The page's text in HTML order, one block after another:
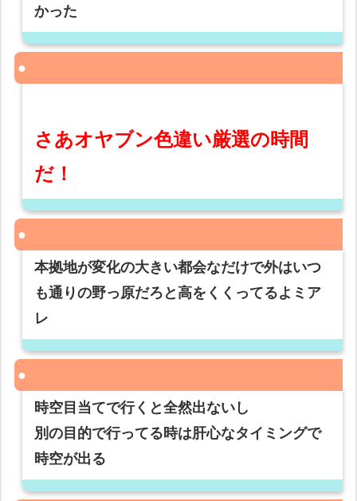
かった
さあオヤブン色違い厳選の時間
だ！
本拠地が変化の大きい都会なだけで外はいつ
も通りの野っ原だろと高をくくってるよミア
レ
時空目当てで行くと全然出ないし
別の目的で行ってる時は肝心なタイミングで
時空が出る